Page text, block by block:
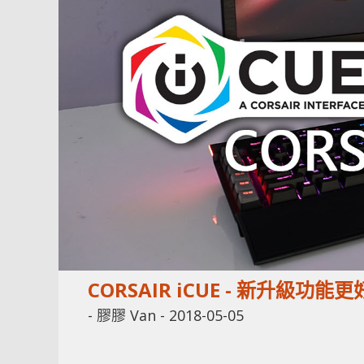
CORSAIR iCUE - 新升級功能更
- 膠膠 Van - 2018-05-05